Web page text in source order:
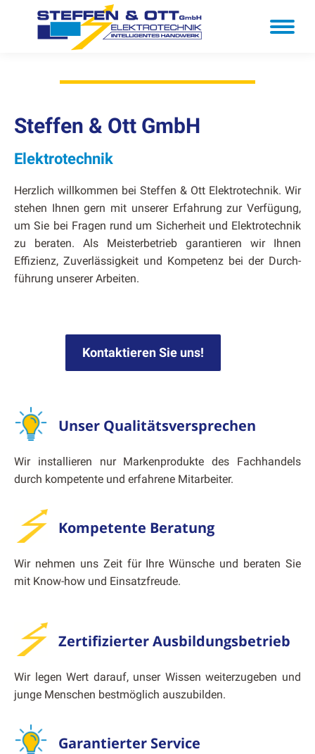
Steffen & Ott GmbH
Elek­trotech­nik
Her­zlich willkom­men bei Stef­fen & Ott Elek­trotech­nik. Wir
ste­hen Ihnen gern mit unser­er Erfahrung zur Ver­fü­gung,
um Sie bei Fra­gen rund um Sicher­heit und Elek­trotech­nik
zu berat­en. Als Meis­ter­be­trieb garantieren wir Ihnen
Effizienz, Zuver­läs­sigkeit und Kom­pe­tenz bei der Durch­
führung unser­er Arbeit­en.
Kon­tak­tieren Sie uns!
Unser Qualitätsversprechen
Wir instal­lieren nur Marken­pro­duk­te des Fach­han­dels
durch kom­pe­tente und erfahrene Mitar­beit­er.
Kompetente Beratung
Wir nehmen uns Zeit für Ihre Wün­sche und berat­en Sie
mit Know-how und Ein­satzfreude.
Zertifizierter Ausbildungsbetrieb
Wir leg­en Wert darauf, unser Wis­sen weit­erzugeben und
junge Men­schen best­möglich auszu­bilden.
Garantierter Service